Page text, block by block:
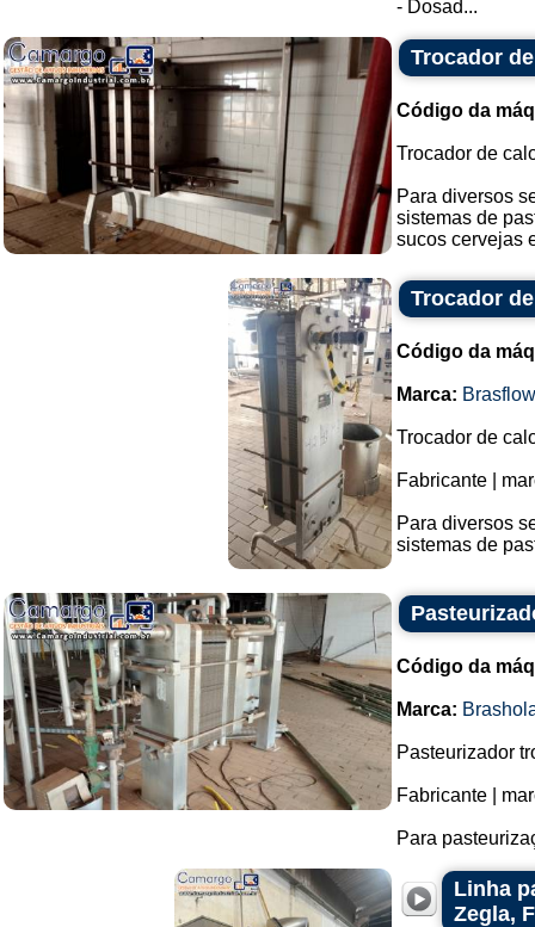
- Dosad...
Trocador
Código da
Trocador de
Para diversos
sistemas de
sucos cervejas
Trocador
Código da
Marca: Brasflow
Trocador de
Fabricante |
Para diversos
sistemas de
Código da
Marca:
Pasteurizador
Fabricante |
Para
Linha
Zegla,